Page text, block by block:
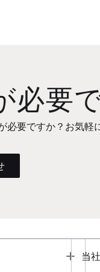
必要
必要ですか？お気軽
Toggle
当社